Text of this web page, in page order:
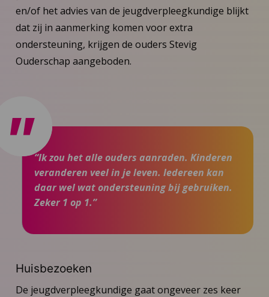
en/of het advies van de jeugdverpleegkundige blijkt
dat zij in aanmerking komen voor extra
ondersteuning, krijgen de ouders Stevig
Ouderschap aangeboden.
“Ik zou het alle ouders aanraden. Kinderen
veranderen veel in je leven. Iedereen kan
daar wel wat ondersteuning bij gebruiken.
Zeker 1 op 1.”
Huisbezoeken
De jeugdverpleegkundige gaat ongeveer zes keer